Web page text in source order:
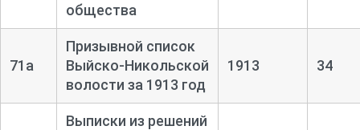
общества
71а
Призывной список
Выйско-Никольской
волости за 1913 год
1913 34
Выписки из решений